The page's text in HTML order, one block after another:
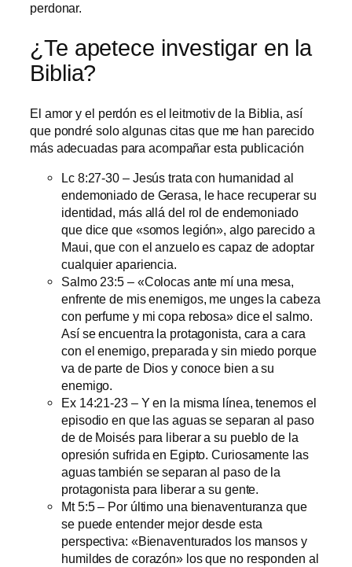
perdonar.
¿Te apetece investigar en la
Biblia?
El amor y el perdón es el leitmotiv de la Biblia, así
que pondré solo algunas citas que me han parecido
más adecuadas para acompañar esta publicación
Lc 8:27-30 – Jesús trata con humanidad al
endemoniado de Gerasa, le hace recuperar su
identidad, más allá del rol de endemoniado
que dice que «somos legión», algo parecido a
Maui, que con el anzuelo es capaz de adoptar
cualquier apariencia.
Salmo 23:5 – «Colocas ante mí una mesa,
enfrente de mis enemigos, me unges la cabeza
con perfume y mi copa rebosa» dice el salmo.
Así se encuentra la protagonista, cara a cara
con el enemigo, preparada y sin miedo porque
va de parte de Dios y conoce bien a su
enemigo.
Ex 14:21-23 – Y en la misma línea, tenemos el
episodio en que las aguas se separan al paso
de de Moisés para liberar a su pueblo de la
opresión sufrida en Egipto. Curiosamente las
aguas también se separan al paso de la
protagonista para liberar a su gente.
Mt 5:5 – Por último una bienaventuranza que
se puede entender mejor desde esta
perspectiva: «Bienaventurados los mansos y
humildes de corazón» los que no responden al